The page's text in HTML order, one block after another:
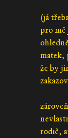
(já
pro
matek,
že by
rodič,